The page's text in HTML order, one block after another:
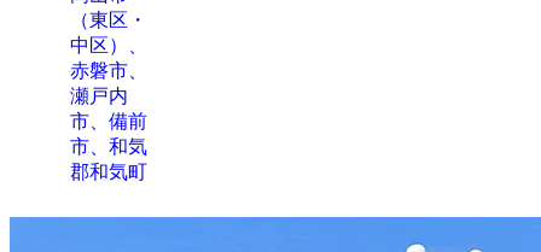
（東区・
中区）、
赤磐市、
瀬戸内
市、備前
市、和気
郡和気町